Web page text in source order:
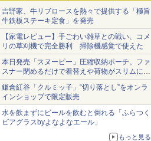
吉野家、牛リブロースを熱々で提供する「極旨
牛鉄板ステーキ定食」を発売
【家電レビュー】手ごわい雑草との戦い、コメ
リの草刈機で完全勝利 掃除機感覚で使えた
本日発売「スヌーピー」圧縮収納ポーチ。ファ
スナー閉めるだけで着替えや荷物がスリムにま
とまる
鎌倉紅谷「クルミッ子」“切り落とし”をオンラ
インショップで限定販売
水を飲まずにビールを飲むと倒れる「ふらつく
ビアグラスbyよなよなエール」
もっと見る